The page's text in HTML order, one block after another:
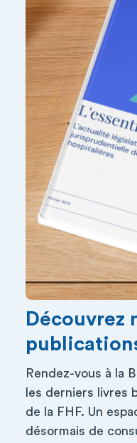
Découvrez
Rendez-vous à la
les derniers livres
de la FHF. Un
désormais de